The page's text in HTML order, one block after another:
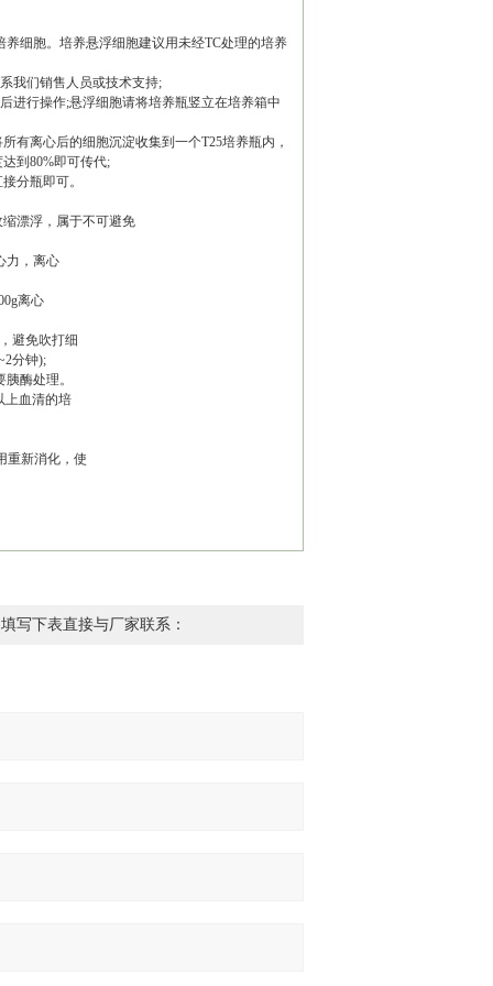
细胞。培养悬浮细胞建议用未经TC处理的培养
我们销售人员或技术支持;
进行操作;悬浮细胞请将培养瓶竖立在培养箱中
有离心后的细胞沉淀收集到一个T25培养瓶内，
到80%即可传代;
分瓶即可。
漂浮，属于不可避免
力，离心
离心
避免吹打细
分钟);
酶处理。
上血清的培
重新消化，使
写下表直接与厂家联系：